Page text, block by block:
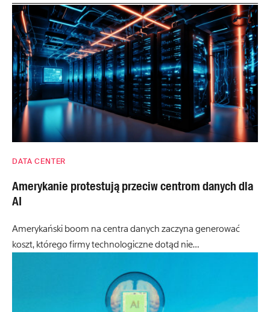
DATA CENTER
Amerykanie protestują przeciw centrom danych dla
AI
Amerykański boom na centra danych zaczyna generować
koszt, którego firmy technologiczne dotąd nie…